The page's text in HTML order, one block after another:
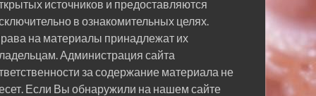
источников и предоставляются
в ознакомительных целях.
на материалы принадлежат их
Администрация сайта
за содержание материала не
Если Вы обнаружили на нашем сайте